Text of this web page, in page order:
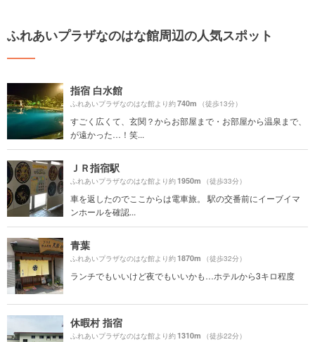
ふれあいプラザなのはな館周辺の人気スポット
指宿 白水館
ふれあいプラザなのはな館より約740m （徒歩13分）
すごく広くて、玄関？からお部屋まで・お部屋から温泉まで、
が遠かった…！笑...
ＪＲ指宿駅
ふれあいプラザなのはな館より約1950m （徒歩33分）
車を返したのでここからは電車旅。 駅の交番前にイーブイマ
ンホールを確認...
青葉
ふれあいプラザなのはな館より約1870m （徒歩32分）
ランチでもいいけど夜でもいいかも…ホテルから3キロ程度
休暇村 指宿
ふれあいプラザなのはな館より約1310m （徒歩22分）